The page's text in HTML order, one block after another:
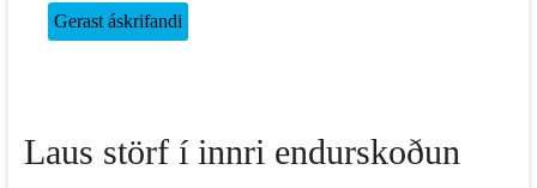
Laus störf í innri endurskoðun